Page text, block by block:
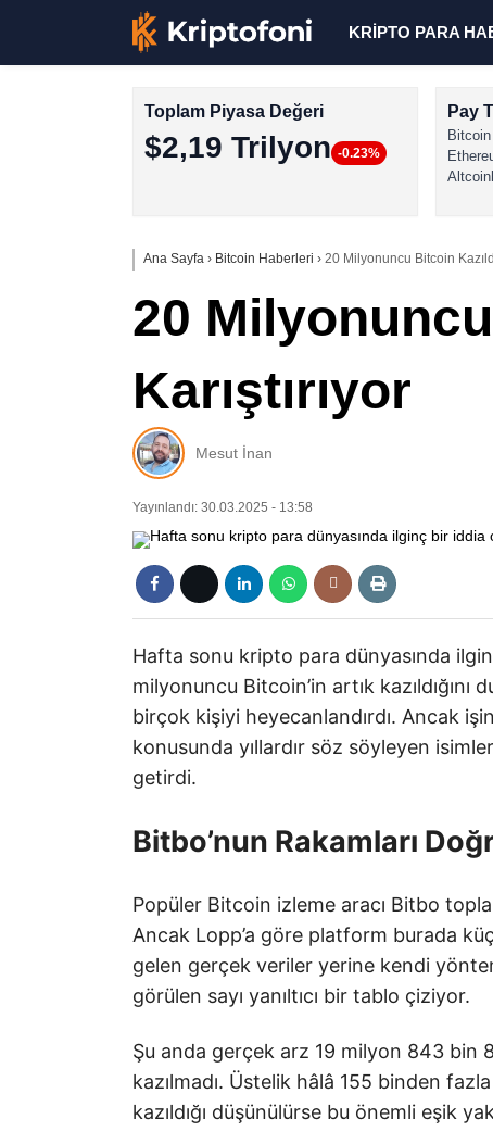
KRİPTO PARA
Toplam Piyasa Değeri
$2,19 Trilyon -0.23%
Pay
Bitcoin
Ana Sayfa › Bitcoin Haberleri › 20 Milyonuncu Bitcoin
20 Milyonuncu
Karıştırıyor
Mesut İnan
Yayınlandı: 30.03.2025 - 13:58
Hafta sonu kripto para dünyasında
milyonuncu Bitcoin’in artık
birçok kişiyi heyecanlandırdı. Ancak
konusunda yıllardır söz söyleyen
getirdi.
Bitbo’nun Rakamları
Popüler Bitcoin izleme aracı Bitbo
Ancak Lopp’a göre platform burada
gelen gerçek veriler yerine kendi
görülen sayı yanıltıcı bir tablo çiziyor.
Şu anda gerçek arz 19 milyon 843 bin
kazılmadı. Üstelik hâlâ 155 binden
kazıldığı düşünülürse bu önemli eşik